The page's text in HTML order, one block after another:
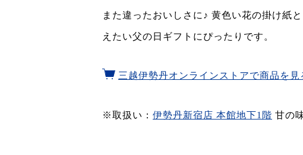
また違ったおいしさに♪ 黄色い花の掛け紙
えたい父の日ギフトにぴったりです。
三越伊勢丹オンラインストアで商品を見
※取扱い： 伊勢丹新宿店 本館地下1階 甘の